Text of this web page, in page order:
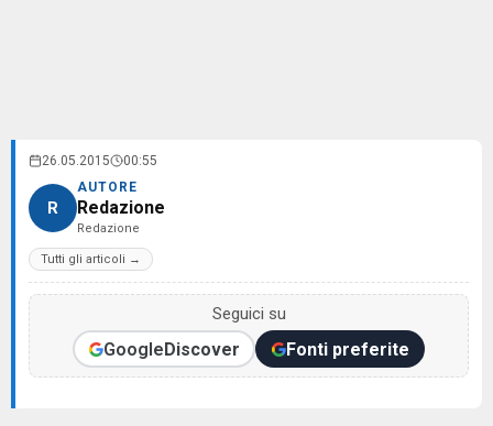
26.05.2015 00:55
R
AUTORE
Redazione
Redazione
Tutti gli articoli →
Seguici su
GoogleDiscover Fonti preferite